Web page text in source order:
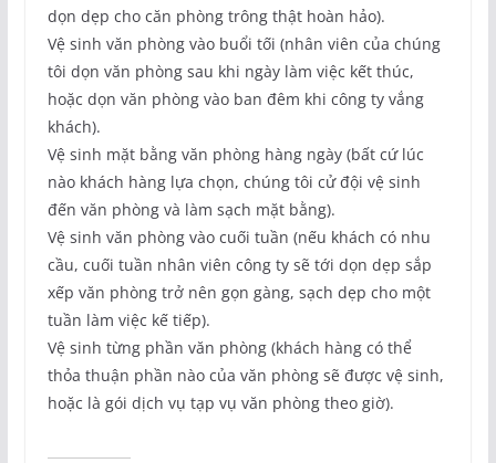
dọn dẹp cho căn phòng trông thật hoàn hảo).
Vệ sinh văn phòng vào buổi tối (nhân viên của chúng
tôi dọn văn phòng sau khi ngày làm việc kết thúc,
hoặc dọn văn phòng vào ban đêm khi công ty vắng
khách).
Vệ sinh mặt bằng văn phòng hàng ngày (bất cứ lúc
nào khách hàng lựa chọn, chúng tôi cử đội vệ sinh
đến văn phòng và làm sạch mặt bằng).
Vệ sinh văn phòng vào cuối tuần (nếu khách có nhu
cầu, cuối tuần nhân viên công ty sẽ tới dọn dẹp sắp
xếp văn phòng trở nên gọn gàng, sạch dẹp cho một
tuần làm việc kế tiếp).
Vệ sinh từng phần văn phòng (khách hàng có thể
thỏa thuận phần nào của văn phòng sẽ được vệ sinh,
hoặc là gói dịch vụ tạp vụ văn phòng theo giờ).